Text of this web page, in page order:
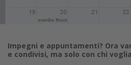
Impegni e appuntamenti? Ora
e condivisi, ma solo con chi